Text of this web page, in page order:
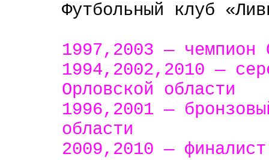
Футбольный клуб
1997,2003 — чемпион
1994,2002,2010 —
Орловской области
1996,2001 —
области
2009,2010 —